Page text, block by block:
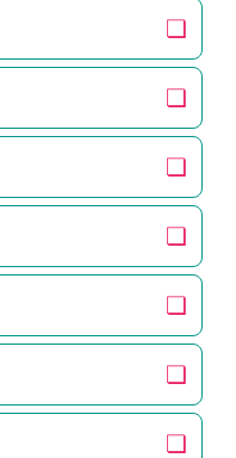
❏
❏
❏
❏
❏
❏
❏